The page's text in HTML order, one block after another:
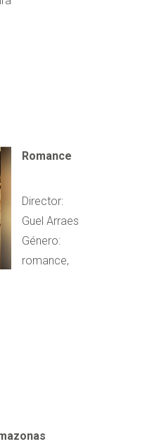
Romance
Director:
Guel Arraes
Género:
romance,